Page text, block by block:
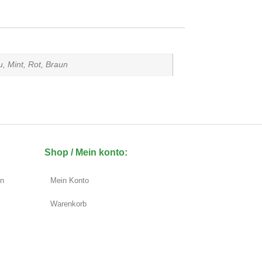
Mint, Rot, Braun
Shop / Mein konto:
Mein Konto
Warenkorb